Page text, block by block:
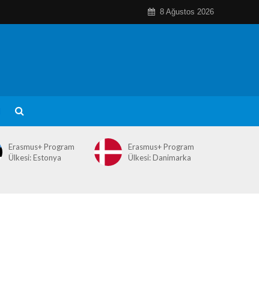
8 Ağustos 2026
Erasmus+ Program
Ülkesi: Estonya
Erasmus+ Program
Ülkesi: Danimarka